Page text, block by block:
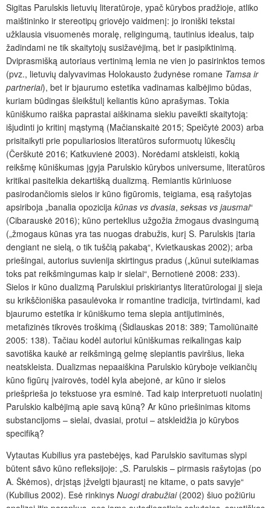
Sigitas Parulskis lietuvių literatūroje, ypač kūrybos pradžioje, atliko
maištininko ir stereotipų griovėjo vaidmenį: jo ironiški tekstai
užklausia visuomenės moralę, religingumą, tautinius idealus, taip
žadindami ne tik skaitytojų susižavėjimą, bet ir pasipiktinimą.
Dviprasmišką autoriaus vertinimą lemia ne vien jo pasirinktos temos
(pvz., lietuvių dalyvavimas Holokausto žudynėse romane Tamsa ir
partneriai), bet ir bjaurumo estetika vadinamas kalbėjimo būdas,
kuriam būdingas šleikštulį keliantis kūno aprašymas. Tokia
kūniškumo raiška paprastai aiškinama siekiu paveikti skaitytoją:
išjudinti jo kritinį mąstymą (Mačianskaitė 2015; Speičytė 2003) arba
prisitaikyti prie populiariosios literatūros suformuotų lūkesčių
(Čerškutė 2016; Katkuvienė 2003). Norėdami atskleisti, kokią
reikšmę kūniškumas įgyja Parulskio kūrybos universume, literatūros
kritikai pasitelkia dekartišką dualizmą. Remiantis kūriniuose
pasirodančiomis sielos ir kūno figūromis, teigiama, esą rašytojas
apsiriboja „banalia opozicija kūnas vs dvasia, seksas vs jausmai“
(Cibarauskė 2016); kūno perteklius užgožia žmogaus dvasingumą
(„žmogaus kūnas yra tas nuogas drabužis, kurį S. Parulskis įtaria
dengiant ne sielą, o tik tuščią pakabą“, Kvietkauskas 2002); arba
priešingai, autorius suvienija skirtingus pradus („kūnui suteikiamas
toks pat reikšmingumas kaip ir sielai“, Bernotienė 2008: 233).
Sielos ir kūno dualizmą Parulskiui priskiriantys literatūrologai jį sieja
su krikščioniška pasaulėvoka ir romantine tradicija, tvirtindami, kad
bjaurumo estetika ir kūniškumo tema slepia antijutiminės,
metafizinės tikrovės troškimą (Šidlauskas 2018: 389; Tamoliūnaitė
2005: 138). Tačiau kodėl autoriui kūniškumas reikalingas kaip
savotiška kaukė ar reikšmingą gelmę slepiantis paviršius, lieka
neatskleista. Dualizmas nepaaiškina Parulskio kūryboje veikiančių
kūno figūrų įvairovės, todėl kyla abejonė, ar kūno ir sielos
priešprieša jo tekstuose yra esminė. Tad kaip interpretuoti nuolatinį
Parulskio kalbėjimą apie savą kūną? Ar kūno priešinimas kitoms
substancijoms – sielai, dvasiai, protui – atskleidžia jo kūrybos
specifiką?
Vytautas Kubilius yra pastebėjęs, kad Parulskio savitumas slypi
būtent sãvo kūno refleksijoje: „S. Parulskis – pirmasis rašytojas (po
A. Škėmos), drįstąs įžvelgti bjaurastį ne kitame, o pats savyje“
(Kubilius 2002). Esė rinkinys Nuogi drabužiai (2002) šiuo požiūriu